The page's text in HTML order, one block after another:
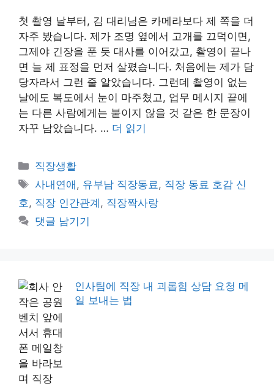
첫 촬영 날부터, 김 대리님은 카메라보다 제 쪽을 더
자주 봤습니다. 제가 조명 옆에서 고개를 끄덕이면,
그제야 긴장을 푼 듯 대사를 이어갔고, 촬영이 끝나
면 늘 제 표정을 먼저 살폈습니다. 처음에는 제가 담
당자라서 그런 줄 알았습니다. 그런데 촬영이 없는
날에도 복도에서 눈이 마주쳤고, 업무 메시지 끝에
는 다른 사람에게는 붙이지 않을 것 같은 한 문장이
자꾸 남았습니다. … 더 읽기
카
테
고
리
직장생활
태
그
사내연애 , 유부남 직장동료 , 직장 동료 호감 신
호 , 직장 인간관계 , 직장짝사랑
댓글 남기기
인사팀에 직장 내 괴롭힘 상담 요청 메
일 보내는 법